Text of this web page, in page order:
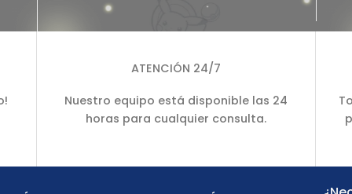
ATENCIÓN 24/7
Nuestro equipo está disponible las 24
horas para cualquier consulta.